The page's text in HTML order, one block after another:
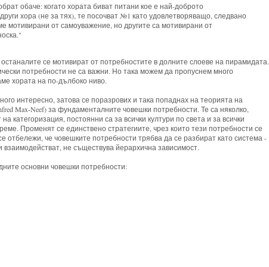
обаче: когато хората биват питани кое е най-доброто
хора (не за тях), те посочват №1 като удовлетворяващо, следвано
мотивирани от самоуважение, но другите са мотивирани от
се мотивират от потребностите в долните слоеве на пирамидата.
потребности не са важни. Но така можем да пропуснем много
хората на по-дълбоко ниво.
интересно, затова се поразрових и така попаднах на теорията на
Max-Neef) за фундаменталните човешки потребности. Те са няколко,
категоризация, постоянни са за всички култури по света и за всички
Променят се единствено стратегиите, чрез които тези потребности се
отбележи, че човешките потребности трябва да се разбират като система -
взаимодействат, не съществува йерархична зависимост.
основни човешки потребности: